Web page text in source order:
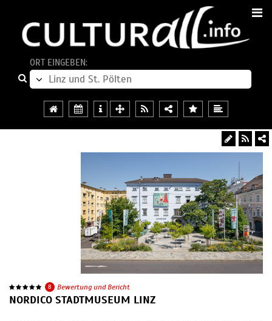
ORT EINGEBEN:
8 Bewertung und Bericht
NORDICO STADTMUSEUM LINZ